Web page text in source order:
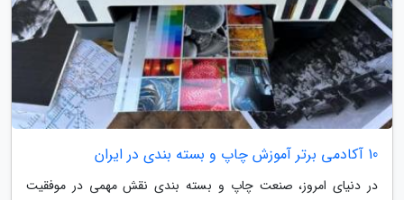
10 آکادمی برتر آموزش چاپ و بسته بندی در ایران
در دنیای امروز، صنعت چاپ و بسته بندی نقش مهمی در موفقیت